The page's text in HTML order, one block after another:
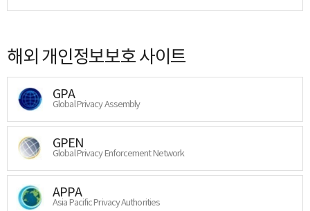
해외 개인정보보호 사이트
GPA
Global Privacy Assembly
GPEN
Global Privacy Enforcement Network
APPA
Asia Pacific Privacy Authorities